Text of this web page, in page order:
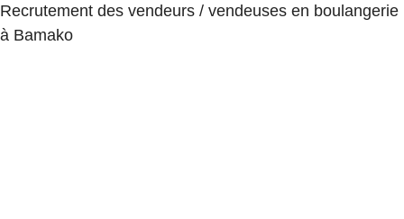
Recrutement des vendeurs / vendeuses en boulangerie
à Bamako